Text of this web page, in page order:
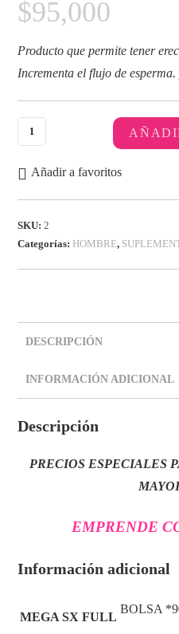
$95,000
Producto que permite tener
Incrementa el flujo de esperma.
Añadir a favoritos
SKU:2
Categorías: HOMBRE,
DESCRIPCIÓN
INFORMACIÓN ADICIONAL
Descripción
PRECIOS ESPECIALES
EMPRENDE
Información adicional
MEGA SX FULL
BOLSA